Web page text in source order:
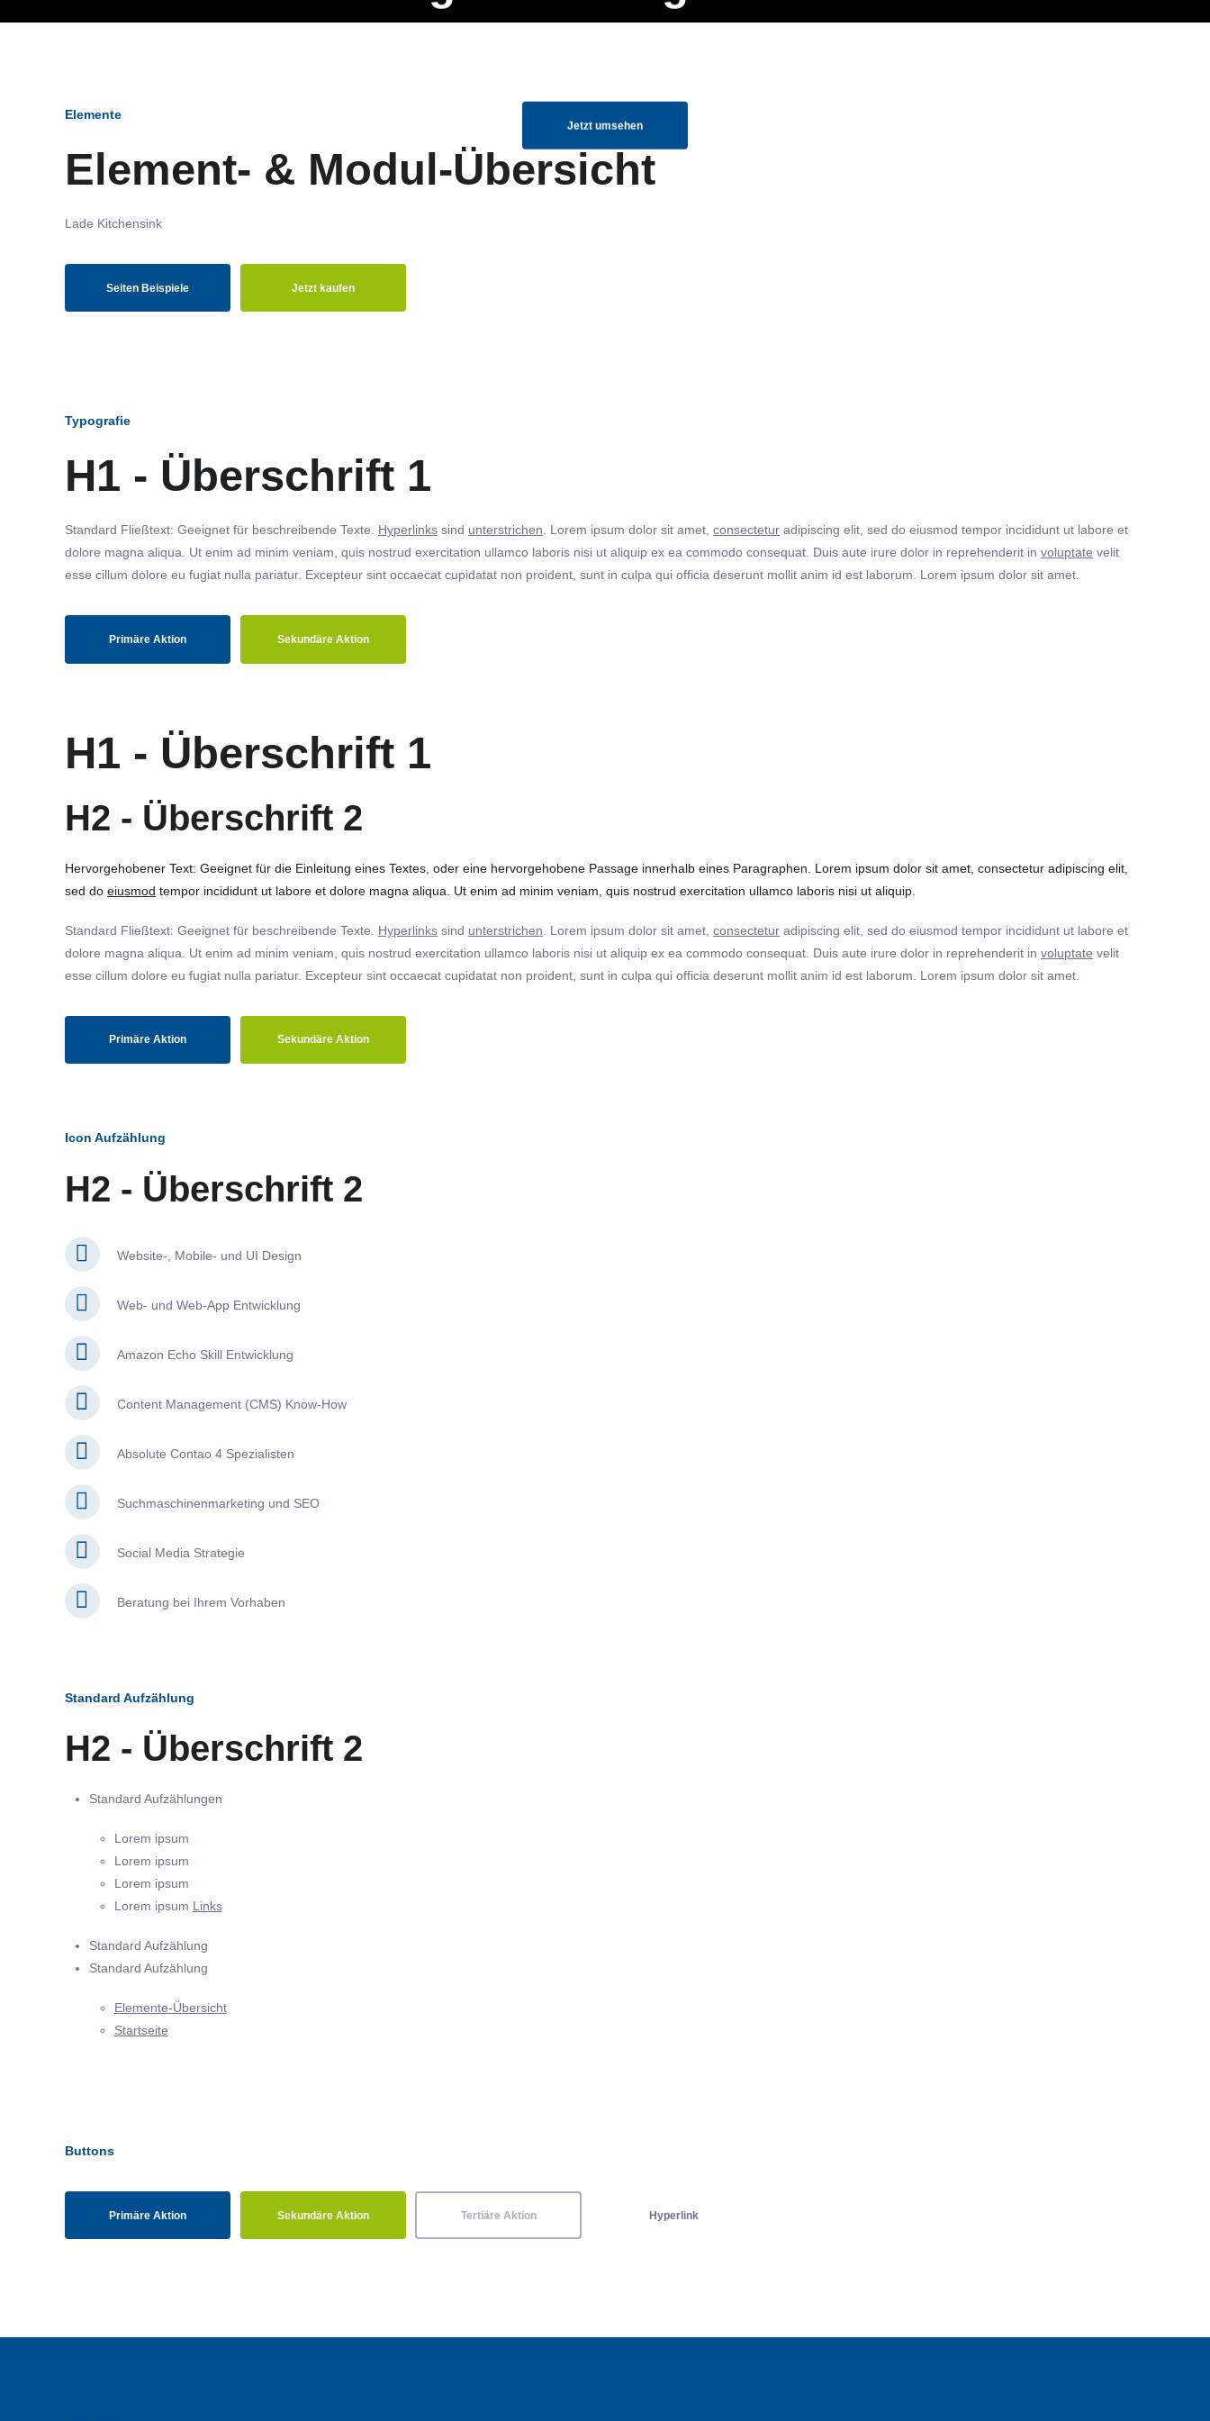
Jetzt umsehen
Elemente
Element- & Modul-Übersicht
Lade Kitchensink
Seiten Beispiele Jetzt kaufen
Typografie
H1 - Überschrift 1
Standard Fließtext: Geeignet für beschreibende Texte. Hyperlinks sind unterstrichen. Lorem ipsum dolor sit amet, consectetur adipiscing elit, sed do eiusmod tempor incididunt ut labore et
dolore magna aliqua. Ut enim ad minim veniam, quis nostrud exercitation ullamco laboris nisi ut aliquip ex ea commodo consequat. Duis aute irure dolor in reprehenderit in voluptate velit
esse cillum dolore eu fugiat nulla pariatur. Excepteur sint occaecat cupidatat non proident, sunt in culpa qui officia deserunt mollit anim id est laborum. Lorem ipsum dolor sit amet.
Primäre Aktion Sekundäre Aktion
H1 - Überschrift 1
H2 - Überschrift 2
Hervorgehobener Text: Geeignet für die Einleitung eines Textes, oder eine hervorgehobene Passage innerhalb eines Paragraphen. Lorem ipsum dolor sit amet, consectetur adipiscing elit,
sed do eiusmod tempor incididunt ut labore et dolore magna aliqua. Ut enim ad minim veniam, quis nostrud exercitation ullamco laboris nisi ut aliquip.
Standard Fließtext: Geeignet für beschreibende Texte. Hyperlinks sind unterstrichen . Lorem ipsum dolor sit amet, consectetur adipiscing elit, sed do eiusmod tempor incididunt ut labore et
dolore magna aliqua. Ut enim ad minim veniam, quis nostrud exercitation ullamco laboris nisi ut aliquip ex ea commodo consequat. Duis aute irure dolor in reprehenderit in voluptate velit
esse cillum dolore eu fugiat nulla pariatur. Excepteur sint occaecat cupidatat non proident, sunt in culpa qui officia deserunt mollit anim id est laborum. Lorem ipsum dolor sit amet.
Primäre Aktion Sekundäre Aktion
Icon Aufzählung
H2 - Überschrift 2
Website-, Mobile- und UI Design
Web- und Web-App Entwicklung
Amazon Echo Skill Entwicklung
Content Management (CMS) Know-How
Absolute Contao 4 Spezialisten
Suchmaschinenmarketing und SEO
Social Media Strategie
Beratung bei Ihrem Vorhaben
Standard Aufzählung
H2 - Überschrift 2
Standard Aufzählungen
Lorem ipsum
Lorem ipsum
Lorem ipsum
Lorem ipsum Links
Standard Aufzählung
Standard Aufzählung
Elemente-Übersicht
Startseite
Buttons
Primäre Aktion Sekundäre Aktion Tertiäre Aktion Hyperlink